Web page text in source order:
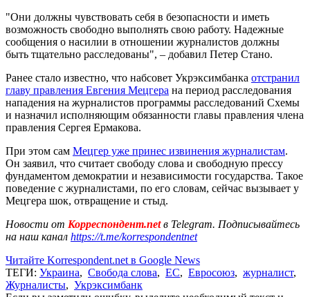
"Они должны чувствовать себя в безопасности и иметь
возможность свободно выполнять свою работу. Надежные
сообщения о насилии в отношении журналистов должны
быть тщательно расследованы", – добавил Петер Стано.
Ранее стало известно, что набсовет Укрэксимбанка отстранил
главу правления Евгения Мецгера на период расследования
нападения на журналистов программы расследований Схемы
и назначил исполняющим обязанности главы правления члена
правления Сергея Ермакова.
При этом сам Мецгер уже принес извинения журналистам.
Он заявил, что считает свободу слова и свободную прессу
фундаментом демократии и независимости государства. Такое
поведение с журналистами, по его словам, сейчас вызывает у
Мецгера шок, отвращение и стыд.
Новости от Корреспондент.netв Telegram. Подписывайтесь
на наш канал https://t.me/korrespondentnet
Читайте Korrespondent.net в Google News
ТЕГИ: Украина, Свобода слова, ЕС, Евросоюз, журналист,
Журналисты, Укрэксимбанк